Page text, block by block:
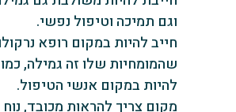
וגם תמיכה וטיפול נפשי.
חייב להיות במקום רופא
שהמומחיות שלו זה גמילה, כמו
להיות במקום אנשי הטיפול.
‏מקום צריך להראות מכובד,